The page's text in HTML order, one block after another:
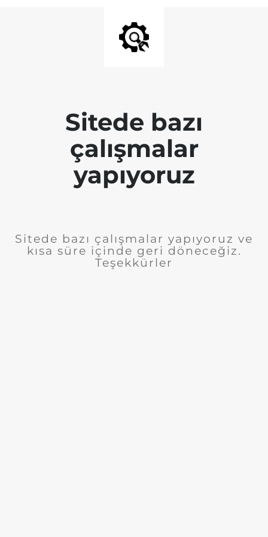
Sitede bazı
çalışmalar
yapıyoruz
Sitede bazı çalışmalar yapıyoruz ve
kısa süre içinde geri döneceğiz.
Teşekkürler